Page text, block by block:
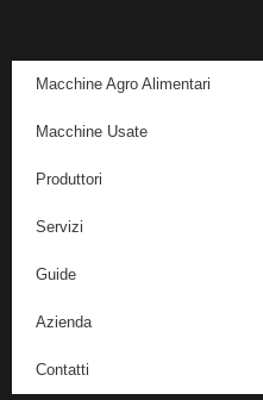
Macchine Agro Alimentari
Macchine Usate
Produttori
Servizi
Guide
Azienda
Contatti